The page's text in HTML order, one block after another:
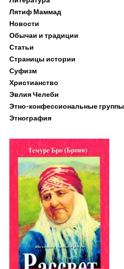
Лятиф Маммад
Новости
Обычаи и традиции
Статьи
Страницы истории
Суфизм
Христианство
Эвлия Челеби
Этно-конфессиональные группы
Этнография